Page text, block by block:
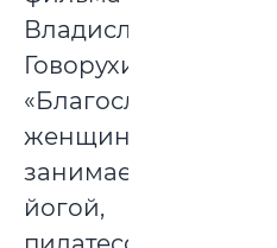
Владислава
Говорухина
«Благословите
женщину»
занимается
йогой,